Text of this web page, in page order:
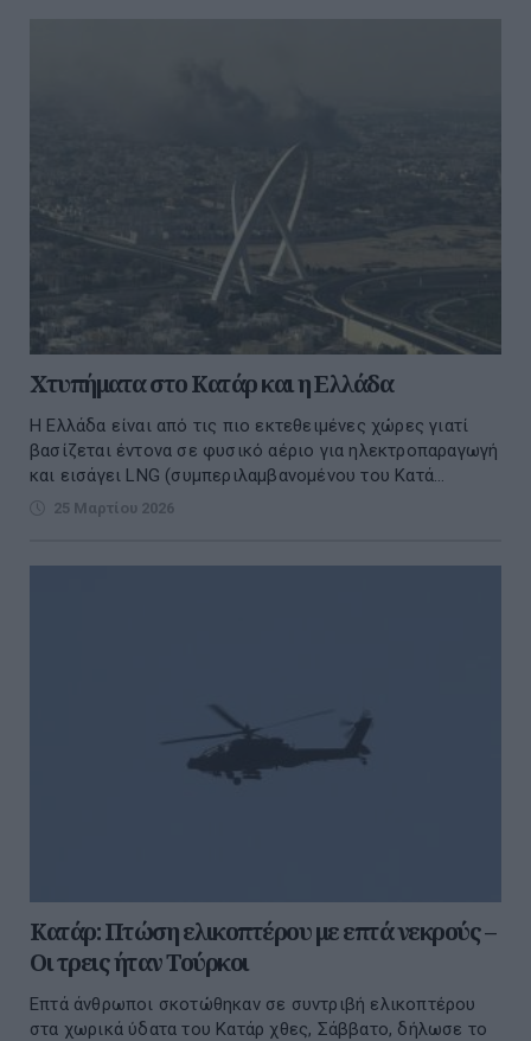
Χτυπήματα στο Κατάρ και η Ελλάδα
Η Ελλάδα είναι από τις πιο εκτεθειμένες χώρες γιατί
βασίζεται έντονα σε φυσικό αέριο για ηλεκτροπαραγωγή
και εισάγει LNG (συμπεριλαμβανομένου του Κατά...
25 Μαρτίου 2026
Κατάρ: Πτώση ελικοπτέρου με επτά νεκρούς –
Οι τρεις ήταν Τούρκοι
Επτά άνθρωποι σκοτώθηκαν σε συντριβή ελικοπτέρου
στα χωρικά ύδατα του Κατάρ χθες, Σάββατο, δήλωσε το